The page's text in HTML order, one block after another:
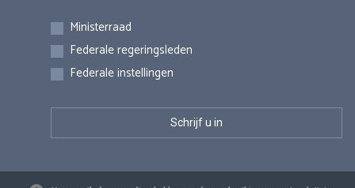
Inschrijvingen
Ministerraad
Federale regeringsleden
Federale instellingen